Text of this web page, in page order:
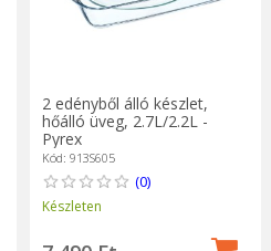
2 edényből álló készlet,
hőálló üveg, 2.7L/2.2L -
Pyrex
Kód: 913S605
(0)
Készleten